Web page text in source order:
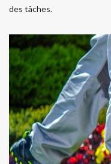
des tâches.